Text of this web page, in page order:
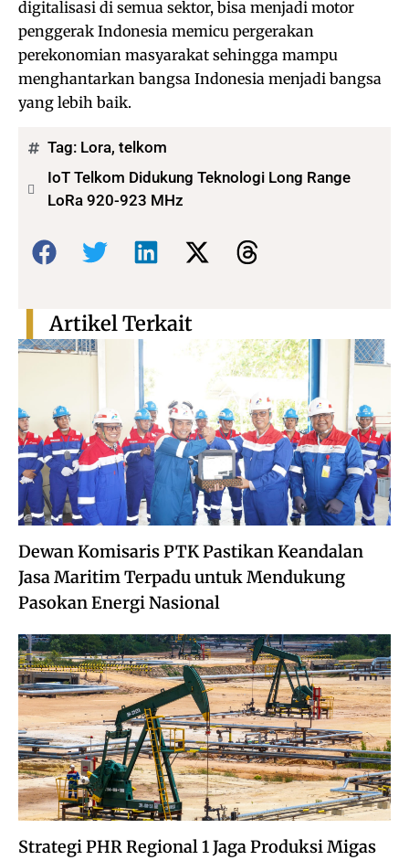
digitalisasi di semua sektor, bisa menjadi motor
penggerak Indonesia memicu pergerakan
perekonomian masyarakat sehingga mampu
menghantarkan bangsa Indonesia menjadi bangsa
yang lebih baik.
Tag: Lora, telkom
IoT Telkom Didukung Teknologi Long Range
LoRa 920-923 MHz
Bagikan:
Dewan Komisaris PTK Pastikan Keandalan
Jasa Maritim Terpadu untuk Mendukung
Pasokan Energi Nasional
Strategi PHR Regional 1 Jaga Produksi Migas
Artikel Terkait